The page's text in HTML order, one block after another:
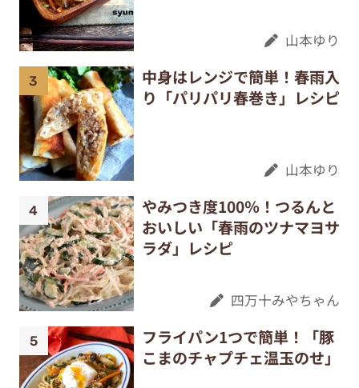
山本ゆり
中身はレンジで簡単！春雨入
り「パリパリ春巻き」レシピ
山本ゆり
やみつき度100％！つるんと
おいしい「春雨のツナマヨサ
ラダ」レシピ
四万十みやちゃん
フライパン1つで簡単！「豚
こまのチャプチェ温玉のせ」